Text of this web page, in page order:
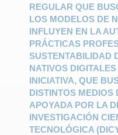
REGULAR QUE
LOS MODELOS DE
INFLUYEN EN LA
PRÁCTICAS
SUSTENTABILIDAD
NATIVOS
INICIATIVA, QUE
DISTINTOS MEDIOS
APOYADA POR LA
INVESTIGACIÓN
TECNOLÓGICA